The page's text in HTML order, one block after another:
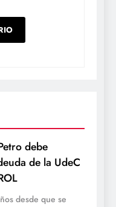
debe
de la UdeC
desde que se